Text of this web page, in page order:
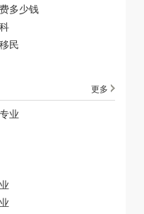
多少钱
民
更多
业